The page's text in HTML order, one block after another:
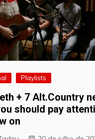
Playlists
+ 7 Alt.Country
should pay
on